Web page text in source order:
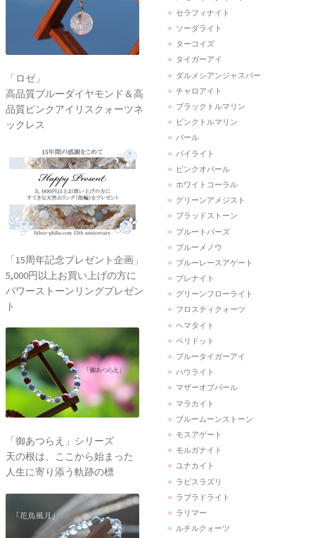
「ロゼ」
高品質ブルーダイヤモンド＆高
品質ピンクアイリスクォーツネ
ックレス
「15周年記念プレゼント企画」
5,000円以上お買い上げの方に
パワーストーンリングプレゼン
ト
「御あつらえ」シリーズ
天の根は、ここから始まった
人生に寄り添う軌跡の標
セラフィナイト
ソーダライト
ターコイズ
タイガーアイ
ダルメシアンジャスパー
チャロアイト
ブラックトルマリン
ピンクトルマリン
パール
パイライト
ピンクオパール
ホワイトコーラル
グリーンアメジスト
ブラッドストーン
ブルートパーズ
ブルーメノウ
ブルーレースアゲート
プレナイト
グリーンフローライト
フロスティクォーツ
ヘマタイト
ペリドット
ブルータイガーアイ
ハウライト
マザーオブパール
マラカイト
ブルームーンストーン
モスアゲート
モルガナイト
ユナカイト
ラピスラズリ
ラブラドライト
ラリマー
ルチルクォーツ